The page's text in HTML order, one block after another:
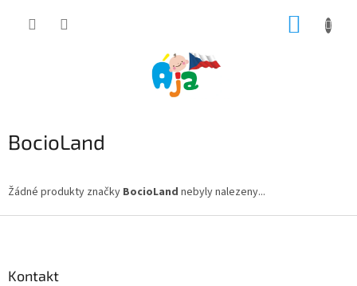
BocioLand
Žádné produkty značky BocioLand nebyly nalezeny...
Kontakt